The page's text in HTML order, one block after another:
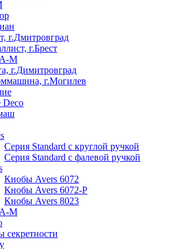
г.Дмитровград
г.Брест
М
г.Димитровград
г.Могилев
Deco
Серия Standard с круглой ручкой
Серия Standard с фалевой ручкой
Кнобы Avers 6072
Кнобы Avers 6072-P
Кнобы Avers 8023
М
секретности